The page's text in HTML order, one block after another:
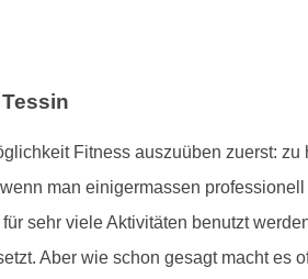
Fitness auszuüben zuerst:
man einigermassen
sehr viele Aktivitäten benutzt
Aber wie schon gesagt macht